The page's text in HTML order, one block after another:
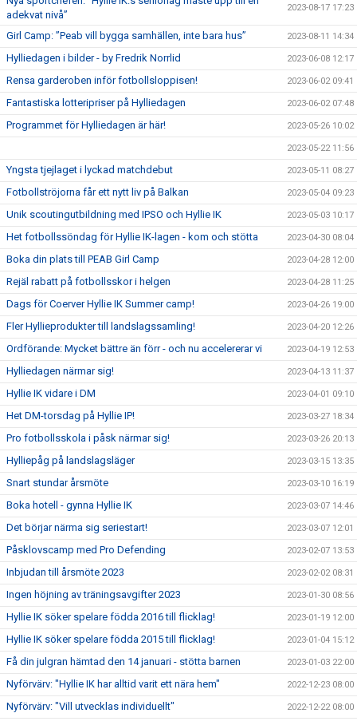
adekvat nivå”
2023-08-17 17:23
Girl Camp: ”Peab vill bygga samhällen, inte bara hus” 2023-08-11 14:34
Hylliedagen i bilder - by Fredrik Norrlid 2023-06-08 12:17
Rensa garderoben inför fotbollsloppisen! 2023-06-02 09:41
Fantastiska lotteripriser på Hylliedagen 2023-06-02 07:48
Programmet för Hylliedagen är här! 2023-05-26 10:02
2023-05-22 11:56
Yngsta tjejlaget i lyckad matchdebut 2023-05-11 08:27
Fotbollströjorna får ett nytt liv på Balkan 2023-05-04 09:23
Unik scoutingutbildning med IPSO och Hyllie IK 2023-05-03 10:17
Het fotbollssöndag för Hyllie IK-lagen - kom och stötta 2023-04-30 08:04
Boka din plats till PEAB Girl Camp 2023-04-28 12:00
Rejäl rabatt på fotbollsskor i helgen 2023-04-28 11:25
Dags för Coerver Hyllie IK Summer camp! 2023-04-26 19:00
Fler Hyllieprodukter till landslagssamling! 2023-04-20 12:26
Ordförande: Mycket bättre än förr - och nu accelererar vi 2023-04-19 12:53
Hylliedagen närmar sig! 2023-04-13 11:37
Hyllie IK vidare i DM 2023-04-01 09:10
Het DM-torsdag på Hyllie IP! 2023-03-27 18:34
Pro fotbollsskola i påsk närmar sig! 2023-03-26 20:13
Hylliepåg på landslagsläger 2023-03-15 13:35
Snart stundar årsmöte 2023-03-10 16:19
Boka hotell - gynna Hyllie IK 2023-03-07 14:46
Det börjar närma sig seriestart! 2023-03-07 12:01
Påsklovscamp med Pro Defending 2023-02-07 13:53
Inbjudan till årsmöte 2023 2023-02-02 08:31
Ingen höjning av träningsavgifter 2023 2023-01-30 08:56
Hyllie IK söker spelare födda 2016 till flicklag! 2023-01-19 12:00
Hyllie IK söker spelare födda 2015 till flicklag! 2023-01-04 15:12
Få din julgran hämtad den 14 januari - stötta barnen 2023-01-03 22:00
Nyförvärv: "Hyllie IK har alltid varit ett nära hem" 2022-12-23 08:00
Nyförvärv: "Vill utvecklas individuellt" 2022-12-22 08:00